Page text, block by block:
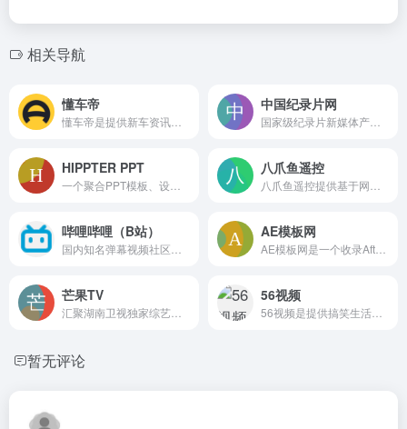
相关导航
懂车帝 中国纪录片网
HIPPTER PPT 八爪鱼遥控
哔哩哔哩（B站） AE模板网
芒果TV 56视频
暂无评论